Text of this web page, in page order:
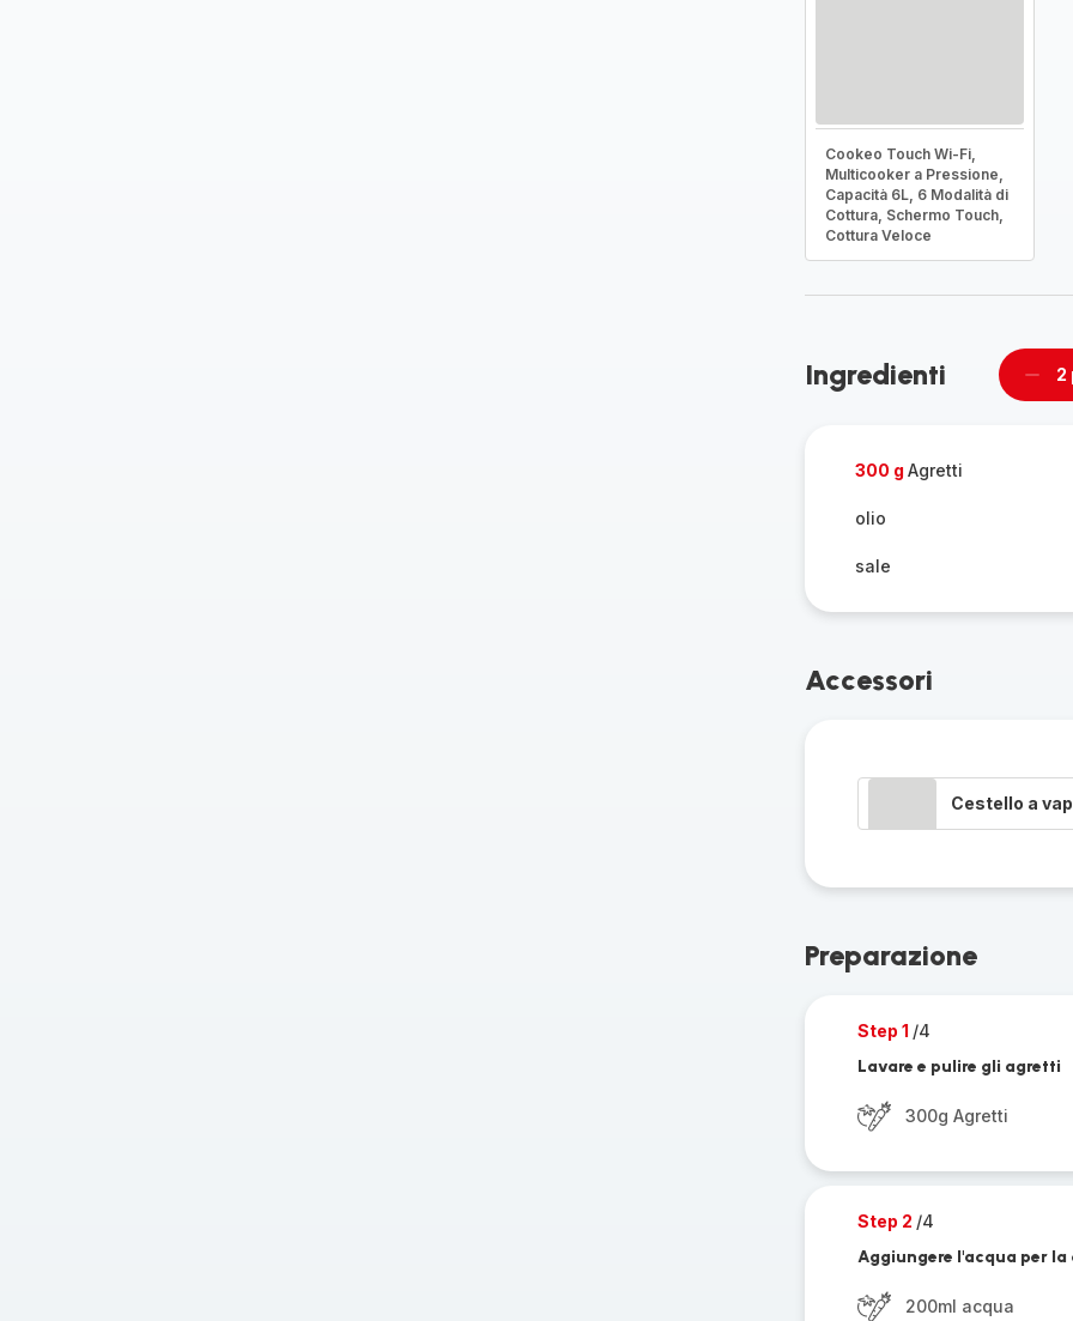
Cookeo Touch Wi-Fi,
Multicooker a Pressione,
Capacità 6L, 6 Modalità di
Cottura, Schermo Touch,
Cottura Veloce
Ingredienti 2
300 g Agretti
olio
sale
Accessori
Cestello a
Preparazione
Step 1 /4
Lavare e pulire gli agretti
300g Agretti
Step 2 /4
Aggiungere l'acqua per
200ml acqua